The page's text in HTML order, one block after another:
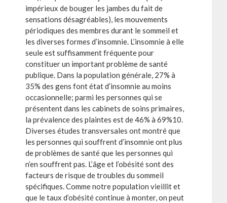
impérieux de bouger les jambes du fait de
sensations désagréables), les mouvements
périodiques des membres durant le sommeil et
les diverses formes d’insomnie. L’insomnie à elle
seule est suffisamment fréquente pour
constituer un important problème de santé
publique. Dans la population générale, 27% à
35% des gens font état d’insomnie au moins
occasionnelle; parmi les personnes qui se
présentent dans les cabinets de soins primaires,
la prévalence des plaintes est de 46% à 69%10.
Diverses études transversales ont montré que
les personnes qui souffrent d’insomnie ont plus
de problèmes de santé que les personnes qui
n’en souffrent pas. L’âge et l’obésité sont des
facteurs de risque de troubles du sommeil
spécifiques. Comme notre population vieillit et
que le taux d’obésité continue à monter, on peut